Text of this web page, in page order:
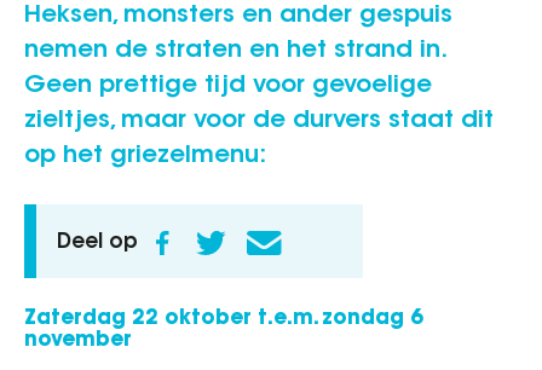
Heksen, monsters en ander gespuis
nemen de straten en het strand in.
Geen prettige tijd voor gevoelige
zieltjes, maar voor de durvers staat dit
op het griezelmenu:
Deel op
Zaterdag 22 oktober t.e.m. zondag 6
november